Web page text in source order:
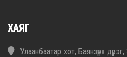
ХАЯГ
Улаанбаатар хот, Баянзүрх